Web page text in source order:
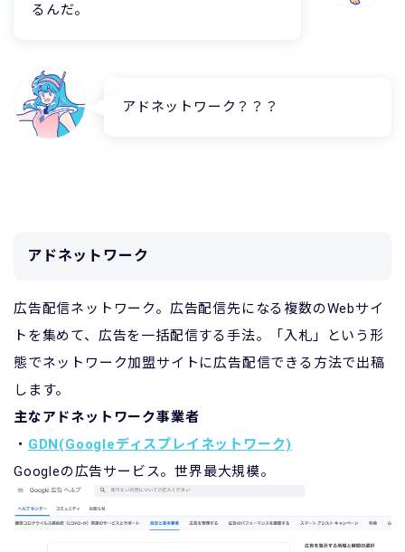
るんだ。
アドネットワーク？？？
アドネットワーク
広告配信ネットワーク。広告配信先になる複数のWebサイ
トを集めて、広告を一括配信する手法。「入札」という形
態でネットワーク加盟サイトに広告配信できる方法で出稿
します。
主なアドネットワーク事業者
・ GDN(Google​ディスプレイネットワーク)
Googleの広告サービス。世界最大規模。